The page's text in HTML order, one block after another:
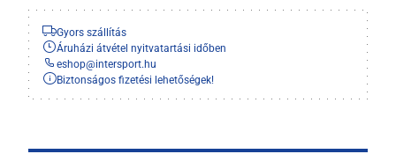
Gyors szállítás
Áruházi átvétel nyitvatartási időben
eshop@intersport.hu
Biztonságos fizetési lehetőségek!